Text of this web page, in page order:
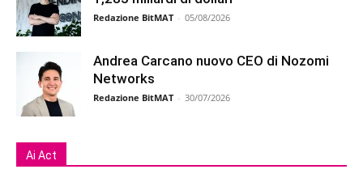
Redazione BitMAT - 05/08/2026
Andrea Carcano nuovo CEO di Nozomi
Networks
Redazione BitMAT - 30/07/2026
Ai Act